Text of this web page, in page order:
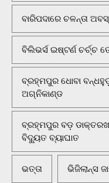
ବାରିପଦାରେ ଚଳନ୍ତା
ବିଲିଭର୍ସ ଇଷ୍ଟର୍ଣ ଚର୍ଚ୍ଚ
ବ୍ରହ୍ମପୁର ଧୋବା
ଅଗ୍ନିକାଣ୍ଡ
ବ୍ରହ୍ମପୁର ବଡ଼
ବିଦ୍ୟୁତ ବ୍ୟାଘାତ
ଭତ୍ତା ଭିଜିଲାନ୍ସ